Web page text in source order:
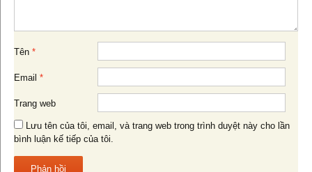
Tên *
Email *
Trang web
Lưu tên của tôi, email, và trang web trong trình duyệt này cho lần
bình luận kế tiếp của tôi.